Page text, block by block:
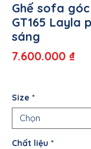
Ghế sofa góc
GT165 Layla
sáng
7.600.000 ₫Giá
Size *
Chất liệu *